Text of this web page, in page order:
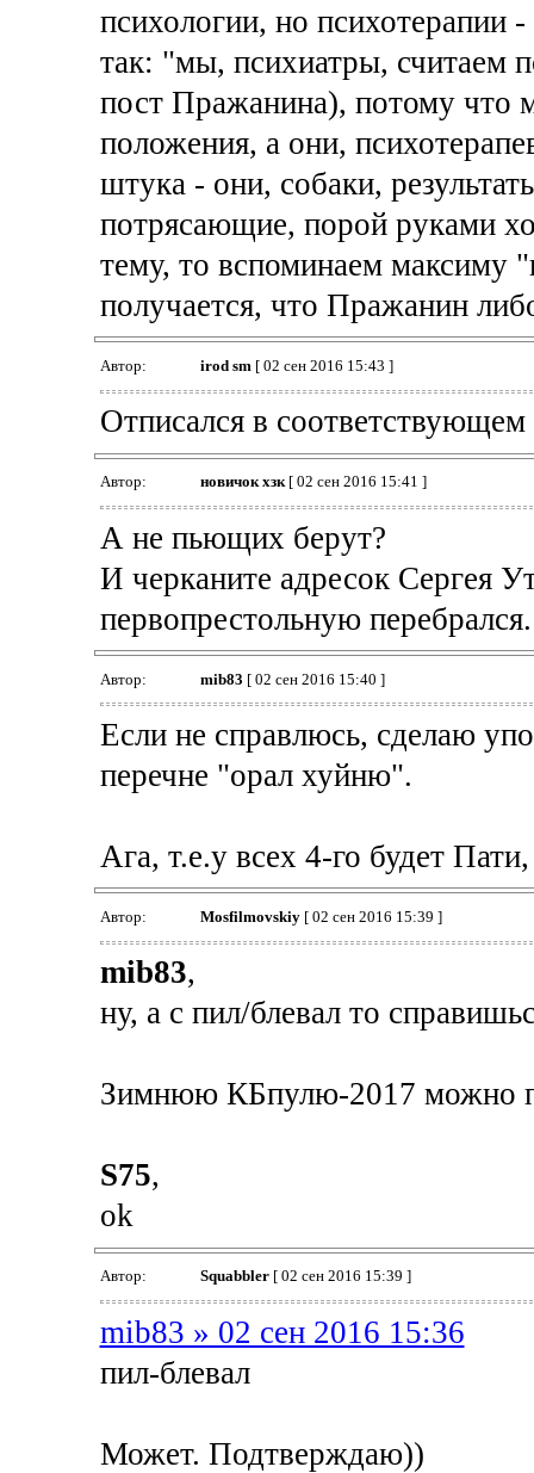
психологии, но психотерапии
так: "мы, психиатры, считаем
пост Пражанина), потому что
положения, а они,
штука - они, собаки,
потрясающие, порой руками
тему, то вспоминаем максиму
получается, что Пражанин
Автор: irod sm[ 02 сен 2016 15:43 ]
Отписался в соответствующем
Автор: новичок хзк[ 02 сен 2016 15:41 ]
А не пьющих берут?
И черканите адресок Сергея
первопрестольную перебрался.
Автор: mib83 [ 02 сен 2016 15:40 ]
Если не справлюсь, сделаю
перечне "орал хуйню".
Ага, т.е.у всех 4-го будет
Автор: Mosfilmovskiy[ 02 сен 2016 15:39 ]
mib83,
ну, а с пил/блевал то
Зимнюю КБпулю-2017 можно
S75,
ok
Автор: Squabbler[ 02 сен 2016 15:39 ]
mib83 » 02 сен 2016 15:36
пил-блевал
Может. Подтверждаю))